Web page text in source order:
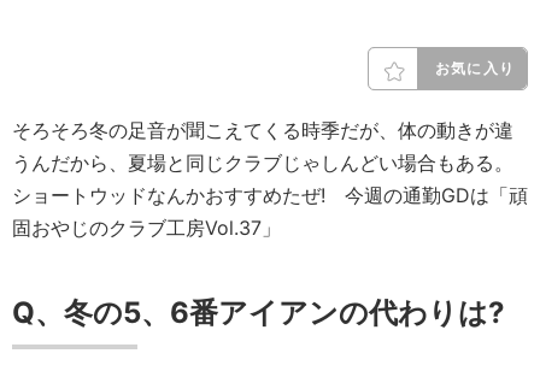
お気に入り
そろそろ冬の足音が聞こえてくる時季だが、体の動きが違
うんだから、夏場と同じクラブじゃしんどい場合もある。
ショートウッドなんかおすすめたぜ! 今週の通勤GDは「頑
固おやじのクラブ工房Vol.37」
Q、冬の5、6番アイアンの代わりは?